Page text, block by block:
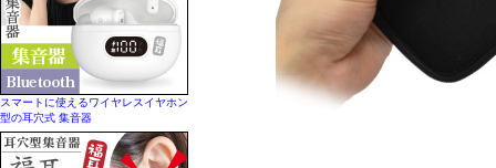
スマートに使えるワイヤレスイヤホン
型の耳穴式 集音器